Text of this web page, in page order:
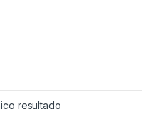
resultado